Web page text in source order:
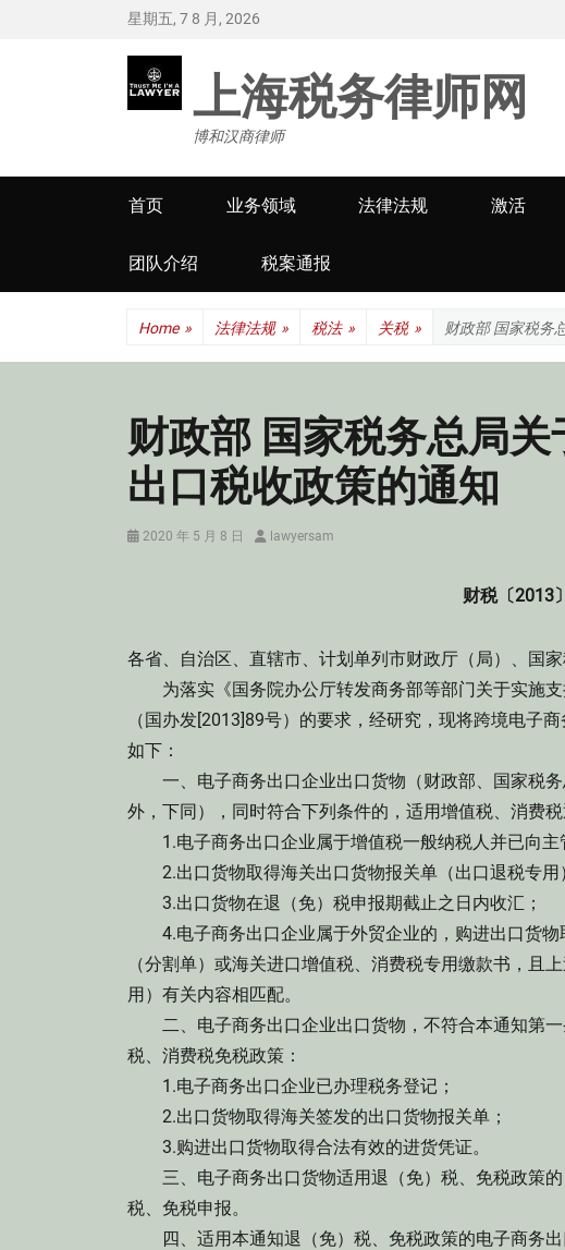
星期五, 7 8 月, 2026
上海税务律师网
博和汉商律师
Primary
menu
首页 业务领域 法律法规 激活
团队介绍 税案通报
Home » 法律法规 » 税法 » 关税 » 财政部 国家税务
财政部 国家税务总局
出口税收政策的通知
Posted
2020 年 5 月 8 日 Authorlawyersam
财税〔2013
各省、自治区、直辖市、计划单列市财政厅（局）、国
为落实《国务院办公厅转发商务部等部门关于实施支
（国办发[2013]89号）的要求，经研究，现将跨境电子
如下：
一、电子商务出口企业出口货物（财政部、国家税务
外，下同），同时符合下列条件的，适用增值税、消费税
1.电子商务出口企业属于增值税一般纳税人并已向主
2.出口货物取得海关出口货物报关单（出口退税专用
3.出口货物在退（免）税申报期截止之日内收汇；
4.电子商务出口企业属于外贸企业的，购进出口货物
（分割单）或海关进口增值税、消费税专用缴款书，且
用）有关内容相匹配。
二、电子商务出口企业出口货物，不符合本通知第一
税、消费税免税政策：
1.电子商务出口企业已办理税务登记；
2.出口货物取得海关签发的出口货物报关单；
3.购进出口货物取得合法有效的进货凭证。
三、电子商务出口货物适用退（免）税、免税政策的
税、免税申报。
四、适用本通知退（免）税、免税政策的电子商务出